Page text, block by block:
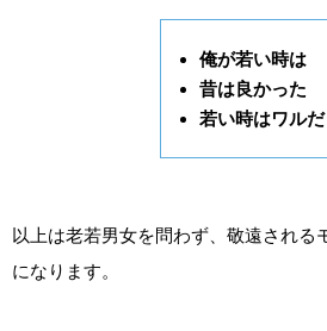
俺が若い時は
昔は良かった
若い時はワル
以上は老若男女を問わず、敬遠される
になります。